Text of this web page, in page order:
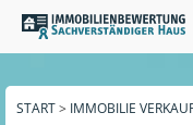
START> IMMOBILIE